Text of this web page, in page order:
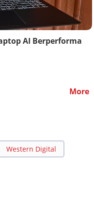
AI Berperforma
More
Western Digital